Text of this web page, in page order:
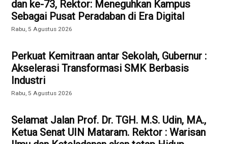
dan ke-73, Rektor: Meneguhkan Kampus
Sebagai Pusat Peradaban di Era Digital
Rabu, 5 Agustus 2026
Perkuat Kemitraan antar Sekolah, Gubernur :
Akselerasi Transformasi SMK Berbasis
Industri
Rabu, 5 Agustus 2026
Selamat Jalan Prof. Dr. TGH. M.S. Udin, MA.,
Ketua Senat UIN Mataram. Rektor : Warisan